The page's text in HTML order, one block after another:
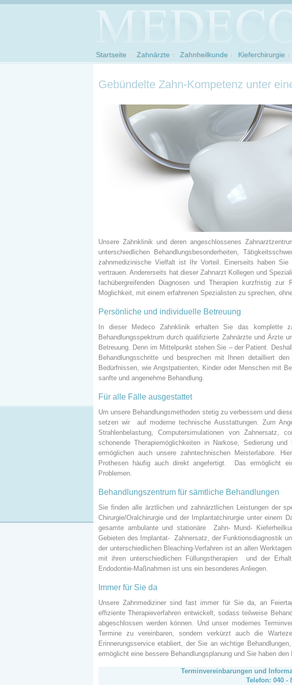
Startseite Zahnärzte Zahnheilkunde Kieferchirurgie
Gebündelte Zahn-Kompetenz unter
Unsere Zahnklinik und deren angeschlossenes
unterschiedlichen Behandlungsbesonderheiten,
zahnmedizinische Vielfalt ist Ihr Vorteil. Einerseits haben
vertrauen. Andererseits hat dieser Zahnarzt Kollegen und
fachübergreifenden Diagnosen und Therapien kurzfristig
Möglichkeit, mit einem erfahrenen Spezialisten zu sprechen,
Persönliche und individuelle Betreuung
In dieser Medeco Zahnklinik erhalten Sie das komplette
Behandlungsspektrum durch qualifizierte Zahnärzte und Ärzte
Betreuung. Denn im Mittelpunkt stehen Sie – der Patient.
Behandlungsschritte und besprechen mit Ihnen detailliert
Bedürfnissen, wie Angstpatienten, Kinder oder Menschen mit
sanfte und angenehme Behandlung.
Für alle Fälle ausgestattet
Um unsere Behandlungsmethoden stetig zu verbessern und
setzen wir auf moderne technische Ausstattungen. Zum
Strahlenbelastung, Computersimulationen von Zahnersatz,
schonende Therapiemöglichkeiten in Narkose, Sedierung
ermöglichen auch unsere zahntechnischen Meisterlabore.
Prothesen häufig auch direkt angefertigt. Das ermöglicht
Problemen.
Behandlungszentrum für sämtliche Behandlungen
Sie finden alle ärztlichen und zahnärztlichen Leistungen der
Chirurgie/Oralchirurgie und der Implantatchirurgie unter einem
gesamte ambulante und stationäre Zahn- Mund-
Gebieten des Implantat- Zahnersatz, der Funktionsdiagnostik
der unterschiedlichen Bleaching-Verfahren ist an allen
mit ihren unterschiedlichen Füllungstherapien und der
Endodontie-Maßnahmen ist uns ein besonderes Anliegen.
Immer für Sie da
Unsere Zahnmediziner sind fast immer für Sie da, an
effiziente Therapieverfahren entwickelt, sodass teilweise
abgeschlossen werden können. Und unser modernes
Termine zu vereinbaren, sondern verkürzt auch die
Erinnerungsservice etabliert, der Sie an wichtige
ermöglicht eine bessere Behandlungsplanung und Sie haben
Terminvereinbarungen und
Telefon: 040 -